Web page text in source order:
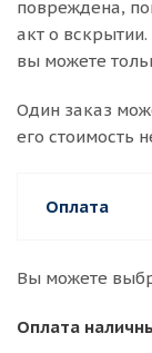
повреждена,
акт о
вы можете
Один заказ
его стоимость
Оплата
Вы можете
Оплата